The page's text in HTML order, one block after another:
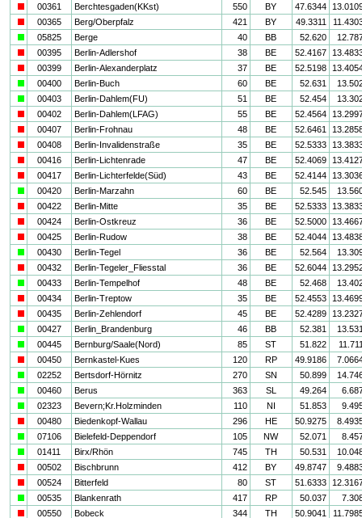
00361 Berchtesgaden(KKst) 550 BY 47.6344
00365 Berg/Oberpfalz 421 BY 49.3311
05825 Berge 40 BB 52.620
00395 Berlin-Adlershof 38 BE 52.4167
00399 Berlin-Alexanderplatz 37 BE 52.5198
00400 Berlin-Buch 60 BE 52.631
00403 Berlin-Dahlem(FU) 51 BE 52.454
00402 Berlin-Dahlem(LFAG) 55 BE 52.4564
00407 Berlin-Frohnau 48 BE 52.6461
00408 Berlin-Invalidenstraße 35 BE 52.5333
00416 Berlin-Lichtenrade 47 BE 52.4069
00417 Berlin-Lichterfelde(Süd) 43 BE 52.4144
00420 Berlin-Marzahn 60 BE 52.545
00422 Berlin-Mitte 35 BE 52.5333
00424 Berlin-Ostkreuz 36 BE 52.5000
00425 Berlin-Rudow 38 BE 52.4044
00430 Berlin-Tegel 36 BE 52.564
00432 Berlin-Tegeler_Fliesstal 36 BE 52.6044
00433 Berlin-Tempelhof 48 BE 52.468
00434 Berlin-Treptow 35 BE 52.4553
00435 Berlin-Zehlendorf 45 BE 52.4289
00427 Berlin_Brandenburg 46 BB 52.381
00445 Bernburg/Saale(Nord) 85 ST 51.822
00450 Bernkastel-Kues 120 RP 49.9186
02252 Bertsdorf-Hörnitz 270 SN 50.899
00460 Berus 363 SL 49.264
02323 Bevern;Kr.Holzminden 110 NI 51.853
00480 Biedenkopf-Wallau 296 HE 50.9275
07106 Bielefeld-Deppendorf 105 NW 52.071
01411 Birx/Rhön 745 TH 50.531
00502 Bischbrunn 412 BY 49.8747
00524 Bitterfeld 80 ST 51.6333
00535 Blankenrath 417 RP 50.037
00550 Bobeck 344 TH 50.9041